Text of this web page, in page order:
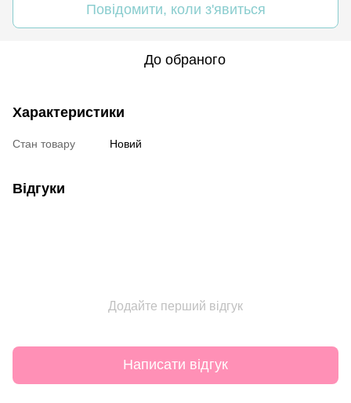
Повідомити, коли з'явиться
До обраного
Характеристики
Стан товару Новий
Відгуки
Додайте перший відгук
Написати відгук